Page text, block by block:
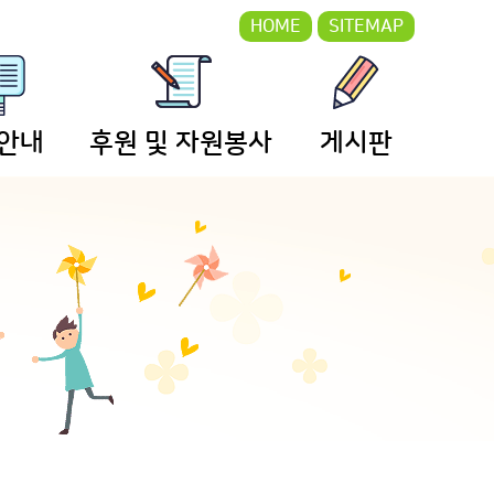
HOME SITEMAP
내 후원 및 자원봉사 게시판